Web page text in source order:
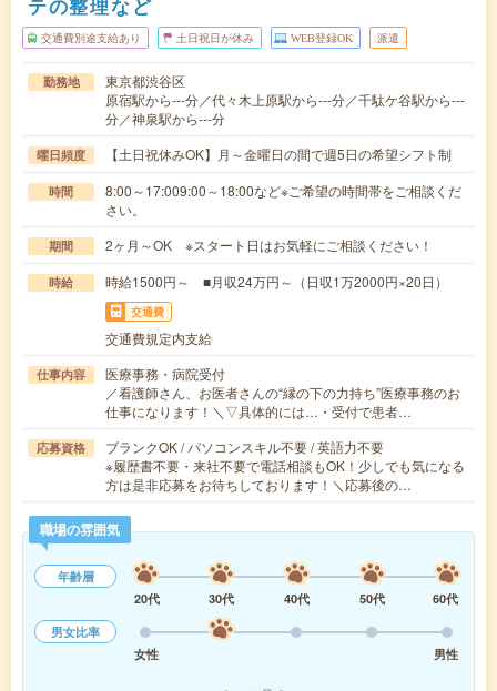
テの整理など
交通費別途支給あり 土日祝日が休み WEB登録OK 派遣
勤務地
東京都渋谷区
原宿駅から---分／代々木上原駅から---分／千駄ケ谷駅から---
分／神泉駅から---分
曜日頻度 【土日祝休みOK】月～金曜日の間で週5日の希望シフト制
時間
8:00～17:009:00～18:00など※ご希望の時間帯をご相談くだ
さい。
期間 2ヶ月～OK ※スタート日はお気軽にご相談ください！
時給 時給1500円～ ■月収24万円～（日収1万2000円×20日）
交通費
交通費規定内支給
仕事内容
医療事務・病院受付
／看護師さん、お医者さんの“縁の下の力持ち”医療事務のお
仕事になります！＼▽具体的には…・受付で患者…
応募資格
ブランクOK / パソコンスキル不要 / 英語力不要
※履歴書不要・来社不要で電話相談もOK！少しでも気になる
方は是非応募をお待ちしております！＼応募後の…
職場の雰囲気
年齢層
20代
30代 40代 50代
60代
男女比率
女性
男性